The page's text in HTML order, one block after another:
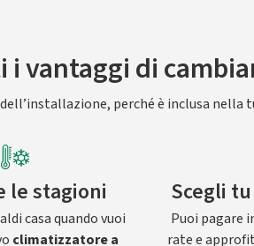
i vantaggi di
perché è inclusa nella
le stagioni
casa quando vuoi
climatizzatore a
Scegli
Puoi pagare
rate e